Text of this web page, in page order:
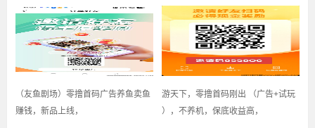
（友鱼剧场）零撸首码广告养鱼卖鱼
赚钱，新品上线，
游天下，零撸首码刚出 （广告+试玩
），不养机，保底收益高，